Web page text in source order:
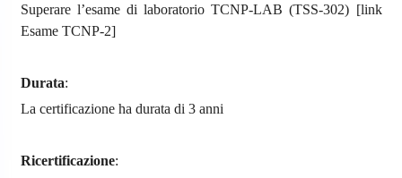
Superare l’esame di laboratorio TCNP-LAB (TSS-302) [link
Esame TCNP-2]
Durata:
La certificazione ha durata di 3 anni
Ricertificazione: